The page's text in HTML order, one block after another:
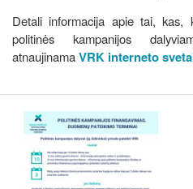
Detali informacija apie tai, kas,
politinės kampanijos
atnaujinamaVRK interneto